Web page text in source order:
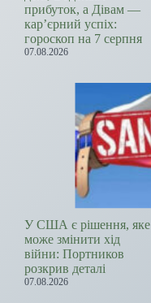
прибуток, а Дівам —
кар’єрний успіх:
гороскоп на 7 серпня
07.08.2026
У США є рішення, яке
може змінити хід
війни: Портников
розкрив деталі
07.08.2026